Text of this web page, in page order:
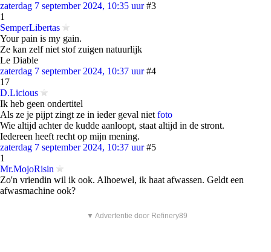
zaterdag 7 september 2024, 10:35 uur #3
1
SemperLibertas
Your pain is my gain.
Ze kan zelf niet stof zuigen natuurlijk
Le Diable
zaterdag 7 september 2024, 10:37 uur #4
17
D.Licious
Ik heb geen ondertitel
Als ze je pijpt zingt ze in ieder geval niet foto
Wie altijd achter de kudde aanloopt, staat altijd in de stront.
Iedereen heeft recht op mijn mening.
zaterdag 7 september 2024, 10:37 uur #5
1
Mr.MojoRisin
Zo'n vriendin wil ik ook. Alhoewel, ik haat afwassen. Geldt een
afwasmachine ook?
▼ Advertentie door Refinery89